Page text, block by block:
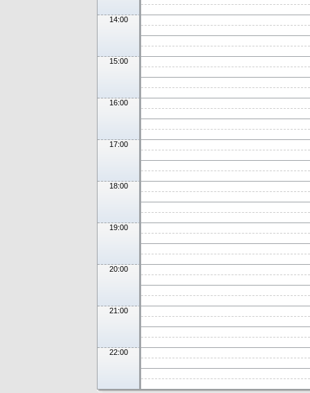
14:00
15:00
16:00
17:00
18:00
19:00
20:00
21:00
22:00